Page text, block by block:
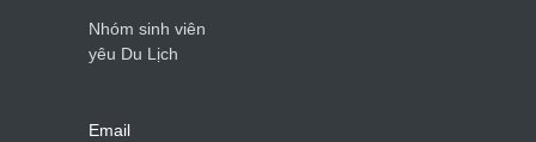
Nhóm sinh viên
yêu Du Lịch
Email